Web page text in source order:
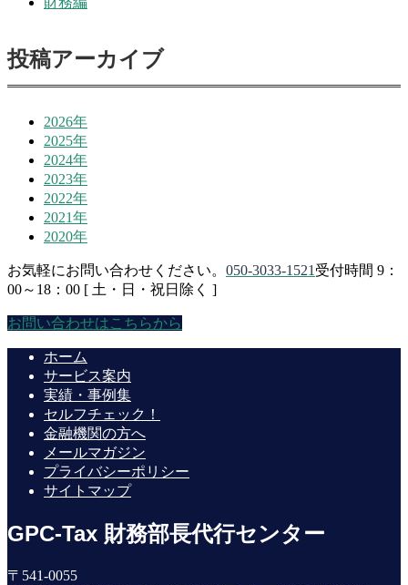
投稿アーカイブ
2026年
2025年
2024年
2023年
2022年
2021年
2020年
お気軽にお問い合わせください。 050-3033-1521受付時間 9：
00～18：00 [ 土・日・祝日除く ]
お問い合わせはこちらから
ホーム
サービス案内
実績・事例集
セルフチェック！
金融機関の方へ
メールマガジン
プライバシーポリシー
サイトマップ
GPC-Tax 財務部長代行センター
〒541-0055